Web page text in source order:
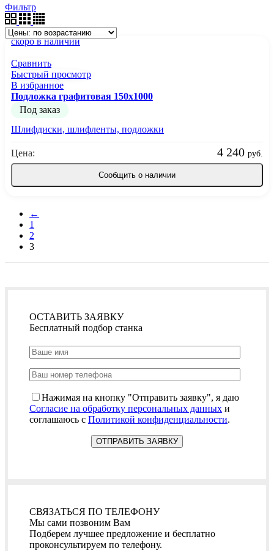
Фильтр
скоро в наличии
Сравнить
Быстрый просмотр
В избранное
Подложка графитовая 150х1000
Под заказ
Шлифдиски, шлифленты, подложки
Цена: 4 240 руб.
Сообщить о наличии
←
1
2
3
ОСТАВИТЬ ЗАЯВКУ
Бесплатный подбор станка
Нажимая на кнопку "Отправить заявку", я даю
Согласие на обработку персональных данных и
соглашаюсь с Политикой конфиденциальности.
СВЯЗАТЬСЯ ПО ТЕЛЕФОНУ
Мы сами позвоним Вам
Подберем лучшее предложение и бесплатно
проконсультируем по телефону.